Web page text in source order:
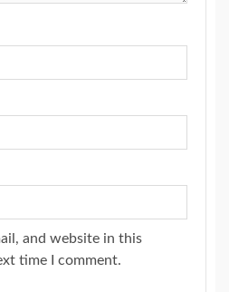
and website in this
time I comment.